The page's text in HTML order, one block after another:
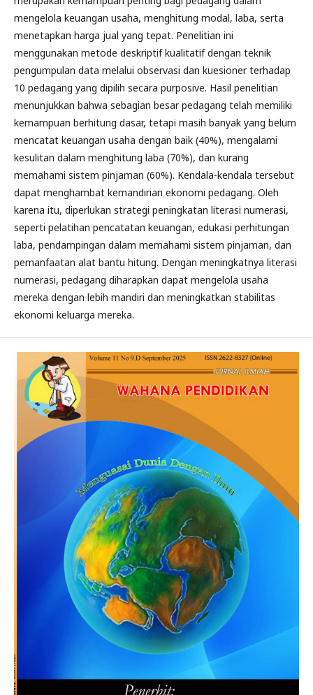
mengelola keuangan usaha, menghitung modal, laba, serta
menetapkan harga jual yang tepat. Penelitian ini
menggunakan metode deskriptif kualitatif dengan teknik
pengumpulan data melalui observasi dan kuesioner terhadap
10 pedagang yang dipilih secara purposive. Hasil penelitian
menunjukkan bahwa sebagian besar pedagang telah memiliki
kemampuan berhitung dasar, tetapi masih banyak yang belum
mencatat keuangan usaha dengan baik (40%), mengalami
kesulitan dalam menghitung laba (70%), dan kurang
memahami sistem pinjaman (60%). Kendala-kendala tersebut
dapat menghambat kemandirian ekonomi pedagang. Oleh
karena itu, diperlukan strategi peningkatan literasi numerasi,
seperti pelatihan pencatatan keuangan, edukasi perhitungan
laba, pendampingan dalam memahami sistem pinjaman, dan
pemanfaatan alat bantu hitung. Dengan meningkatnya literasi
numerasi, pedagang diharapkan dapat mengelola usaha
mereka dengan lebih mandiri dan meningkatkan stabilitas
ekonomi keluarga mereka.